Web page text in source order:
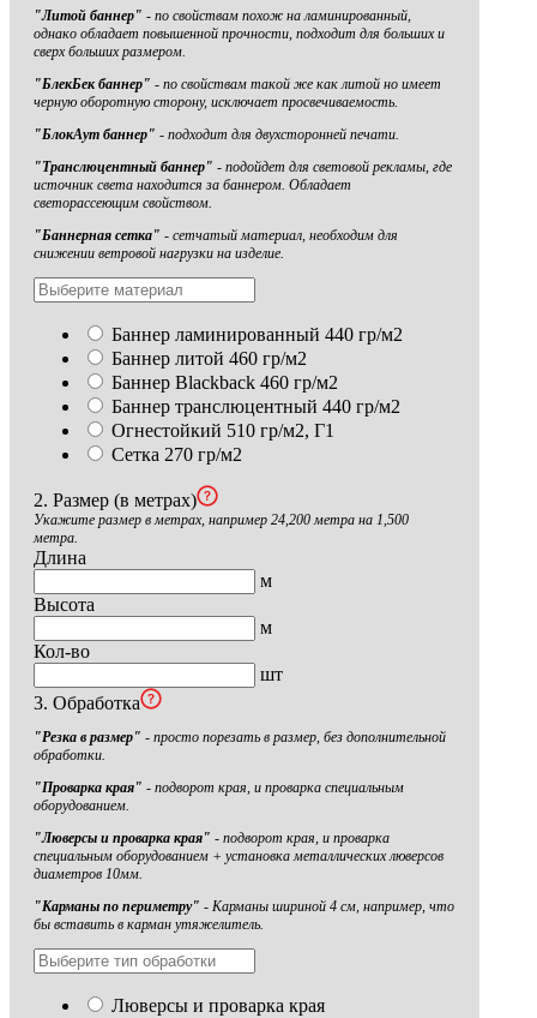
"Литой баннер" - по свойствам похож на ламинированный,
однако обладает повышенной прочности, подходит для больших и
сверх больших размером.
"БлекБек баннер" - по свойствам такой же как литой но имеет
черную оборотную сторону, исключает просвечиваемость.
"БлокАут баннер" - подходит для двухсторонней печати.
"Транслюцентный баннер" - подойдет для световой рекламы, где
источник света находится за баннером. Обладает
светорассеющим свойством.
"Баннерная сетка" - сетчатый материал, необходим для
снижении ветровой нагрузки на изделие.
Баннер ламинированный 440 гр/м2
Баннер литой 460 гр/м2
Баннер Blackback 460 гр/м2
Баннер транслюцентный 440 гр/м2
Огнестойкий 510 гр/м2, Г1
Сетка 270 гр/м2
2. Размер (в метрах)
Укажите размер в метрах, например 24,200 метра на 1,500
метра.
Длина
м
Высота
м
Кол-во
шт
3. Обработка
"Резка в размер" - просто порезать в размер, без дополнительной
обработки.
"Проварка края" - подворот края, и проварка специальным
оборудованием.
"Люверсы и проварка края" - подворот края, и проварка
специальным оборудованием + установка металлических люверсов
диаметров 10мм.
"Карманы по периметру" - Карманы шириной 4 см, например, что
бы вставить в карман утяжелитель.
Люверсы и проварка края